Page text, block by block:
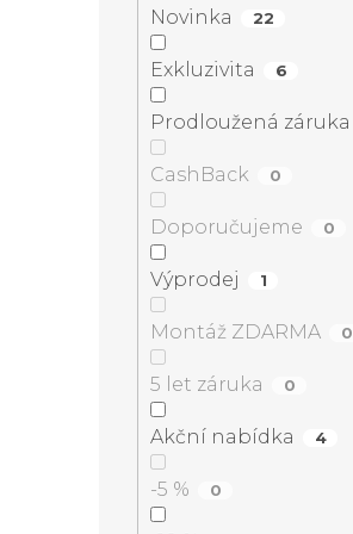
Novinka 22
Exkluzivita 6
Prodloužená záruka
CashBack 0
Doporučujeme 0
Výprodej 1
Montáž ZDARMA 0
5 let záruka 0
Akční nabídka 4
-5 % 0